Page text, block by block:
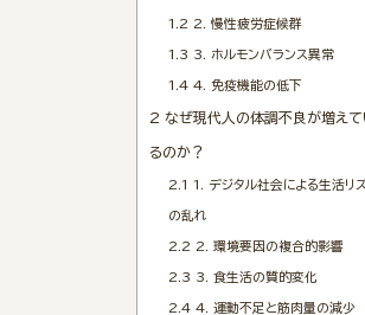
1.2 2. 慢性疲労症候群
1.3 3. ホルモンバランス異常
1.4 4. 免疫機能の低下
2 なぜ現代人の体調不良が増えて
るのか？
2.1 1. デジタル社会による生活リ
の乱れ
2.2 2. 環境要因の複合的影響
2.3 3. 食生活の質的変化
2.4 4. 運動不足と筋肉量の減少